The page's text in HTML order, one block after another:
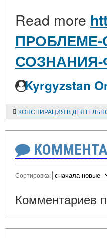
Read more
СОЗНАНИЯ-
Kyrgyzstan
Сортировка:
Комментариев